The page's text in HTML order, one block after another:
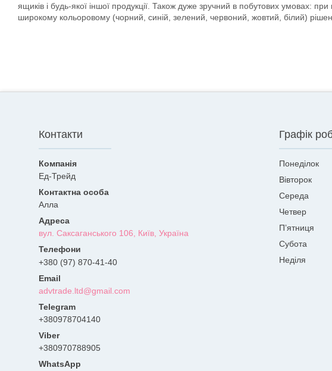
ящиків і будь-якої іншої продукції. Також дуже зручний в побутових умовах:
широкому кольоровому (чорний, синій, зелений, червоний, жовтий, білий)
Контакти
Ед-Трейд
Алла
вул. Саксаганського 106, Київ, Україна
+380 (97) 870-41-40
advtrade.ltd@gmail.com
+380978704140
+380970788905
Графік
Понеділок
Вівторок
Середа
Четвер
Пʼятниця
Субота
Неділя